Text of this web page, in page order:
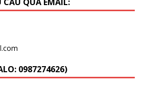
0987274626)